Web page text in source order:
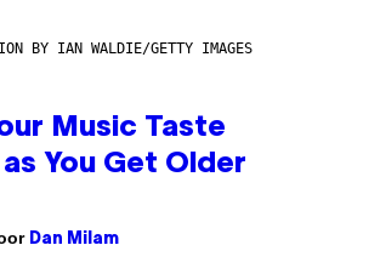
BY IAN WALDIE/GETTY IMAGES
Music Taste
You Get Older
Dan Milam